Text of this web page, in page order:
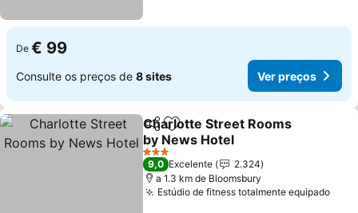
De € 99
Consulte os preços de 8 sites Ver preços
PartilharAdicionar aos favoritos
Charlotte Street Rooms
by News Hotel
Ver preços
3 Estrelas
9,0 Excelente
2.324
a 1.3 km de Bloomsbury
Estúdio de fitness totalmente equipadoVer